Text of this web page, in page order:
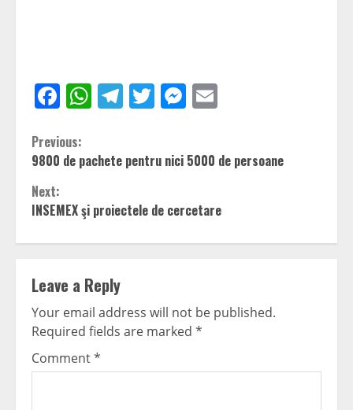
Facebook
WhatsApp
Telegram
TwitterMessenger
Continue
Reading
Previous:
9800 de pachete pentru nici 5000 de persoane
Next:
INSEMEX şi proiectele de cercetare
Leave a Reply
Your email address will not be published.
Required fields are marked *
Comment*